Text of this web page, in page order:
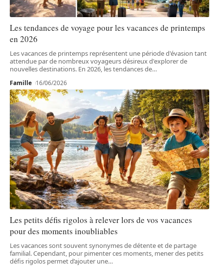
Les tendances de voyage pour les vacances de printemps
en 2026
Les vacances de printemps représentent une période d'évasion tant
attendue par de nombreux voyageurs désireux d'explorer de
nouvelles destinations. En 2026, les tendances de…
Famille 16/06/2026
Les petits défis rigolos à relever lors de vos vacances
pour des moments inoubliables
Les vacances sont souvent synonymes de détente et de partage
familial. Cependant, pour pimenter ces moments, mener des petits
défis rigolos permet d’ajouter une…